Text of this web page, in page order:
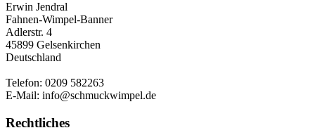
Erwin Jendral
Fahnen-Wimpel-Banner
Adlerstr. 4
45899 Gelsenkirchen
Deutschland
Telefon: 0209 582263
E-Mail: info@schmuckwimpel.de
Rechtliches